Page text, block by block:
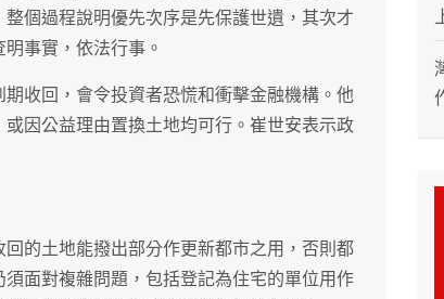
個過程說明優先次序是先保護世遺，其次才
事實，依法行事。
收回，會令投資者恐慌和衝擊金融機構。他
因公益理由置換土地均可行。崔世安表示政
的土地能撥出部分作更新都市之用，否則都
面對複雜問題，包括登記為住宅的單位用作